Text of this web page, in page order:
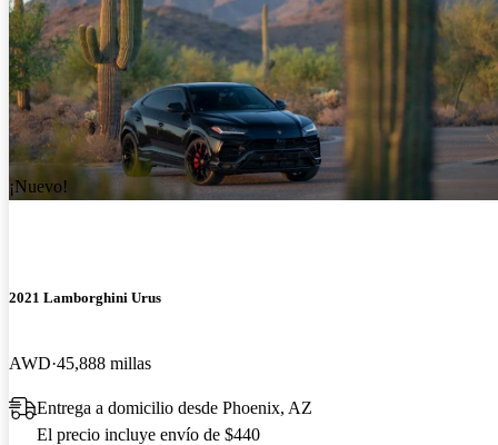
¡Nuevo!
2021 Lamborghini Urus
AWD 45,888 millas
Entrega a domicilio desde Phoenix, AZ
El precio incluye envío de $440